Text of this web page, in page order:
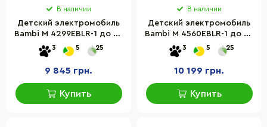
В наличии
Детский электромобиль
Bambi M 4299EBLR-1 до 30
кг
3 5 25
9 845 грн.
Купить
В наличии
Детский электромобиль
Bambi M 4560EBLR-1 до 30
кг
3 5 25
10 199 грн.
Купить